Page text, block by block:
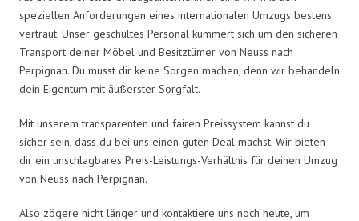
speziellen Anforderungen eines internationalen Umzugs bestens
vertraut. Unser geschultes Personal kümmert sich um den sicheren
Transport deiner Möbel und Besitztümer von Neuss nach
Perpignan. Du musst dir keine Sorgen machen, denn wir behandeln
dein Eigentum mit äußerster Sorgfalt.
Mit unserem transparenten und fairen Preissystem kannst du
sicher sein, dass du bei uns einen guten Deal machst. Wir bieten
dir ein unschlagbares Preis-Leistungs-Verhältnis für deinen Umzug
von Neuss nach Perpignan.
Also zögere nicht länger und kontaktiere uns noch heute, um